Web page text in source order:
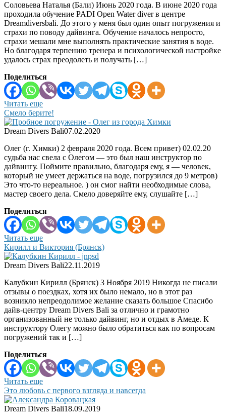
Соловьева Наталья (Бали) Июнь 2020 года. В июне 2020 года
проходила обучение PADI Open Water diver в центре
Dreamdiversbali. До этого у меня был один опыт погружения и
страхи по поводу дайвинга. Обучение началось непросто,
страхи мешали мне выполнять практические занятия в воде.
Но благодаря терпению тренера и психологической настройке
удалось страх преодолеть и получать […]
Поделиться
Читать еще
Смело берите!
Dream Divers Bali07.02.2020
Олег (г. Химки) 2 февраля 2020 года. Всем привет) 02.02.20
судьба нас свела с Олегом — это был наш инструктор по
дайвингу. Поймите правильно, благодаря ему, я — человек,
который не умеет держаться на воде, погрузился до 9 метров)
Это что-то нереальное. ) он смог найти необходимые слова,
мастер своего дела. Смело доверяйте ему, слушайте […]
Поделиться
Читать еще
Кирилл и Виктория (Брянск)
Dream Divers Bali22.11.2019
Калубкин Кирилл (Брянск) 3 Ноября 2019 Никогда не писали
отзывы о поездках, хотя их было немало, но в этот раз
возникло непреодолимое желание сказать большое Спасибо
дайв-центру Dream Divers Bali за отлично и грамотно
организованный не только дайвинг, но и отдых в Амеде. К
инструктору Олегу можно было обратиться как по вопросам
погружений так и […]
Поделиться
Читать еще
Это любовь с первого взгляда и навсегда
Dream Divers Bali18.09.2019